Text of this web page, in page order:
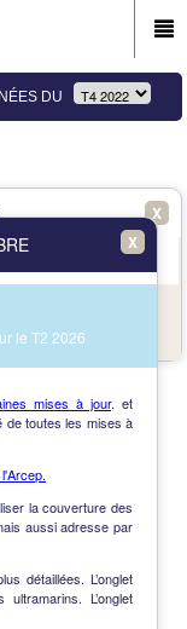
DU
X
des communes
X
le T2 2026
mises à jour. et
toutes les mises à
la couverture des
aussi adresse par
détaillées. L’onglet
L’onglet